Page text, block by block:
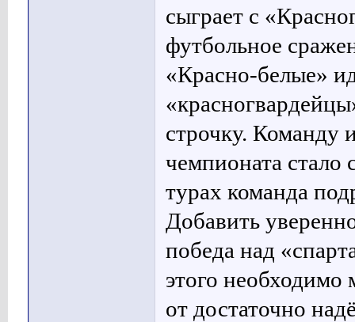
сыграет с
футбольное
«Красно-белые»
строчку. Команду
чемпионата стало
турах команда
Добавить
победа над
этого необходимо
от достаточно